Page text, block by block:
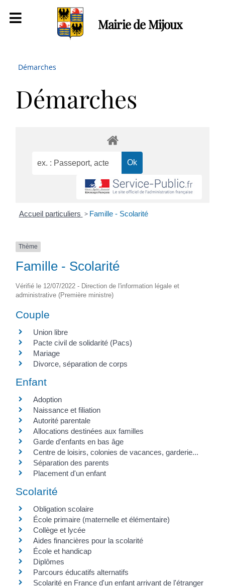
Mairie de Mijoux
Démarches
Démarches
Accueil particuliers > Famille - Scolarité
Thème
Famille - Scolarité
Vérifié le 12/07/2022 - Direction de l'information légale et
administrative (Première ministre)
Couple
Union libre
Pacte civil de solidarité (Pacs)
Mariage
Divorce, séparation de corps
Enfant
Adoption
Naissance et filiation
Autorité parentale
Allocations destinées aux familles
Garde d'enfants en bas âge
Centre de loisirs, colonies de vacances, garderie...
Séparation des parents
Placement d'un enfant
Scolarité
Obligation scolaire
École primaire (maternelle et élémentaire)
Collège et lycée
Aides financières pour la scolarité
École et handicap
Diplômes
Parcours éducatifs alternatifs
Scolarité en France d'un enfant arrivant de l'étranger